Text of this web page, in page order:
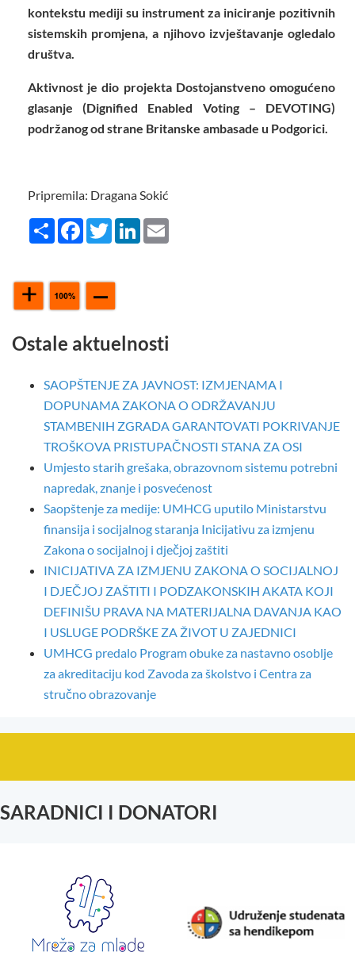
kontekstu mediji su instrument za iniciranje pozitivnih
sistemskih promjena, a njihovo izvještavanje ogledalo
društva.
Aktivnost je dio projekta Dostojanstveno omogućeno
glasanje (Dignified Enabled Voting – DEVOTING)
podržanog od strane Britanske ambasade u Podgorici.
Pripremila: Dragana Sokić
Share FacebookTwitterLinkedIn
Ostale aktuelnosti
SAOPŠTENJE ZA JAVNOST: IZMJENAMA I
DOPUNAMA ZAKONA O ODRŽAVANJU
STAMBENIH ZGRADA GARANTOVATI POKRIVANJE
TROŠKOVA PRISTUPAČNOSTI STANA ZA OSI
Umjesto starih grešaka, obrazovnom sistemu potrebni
napredak, znanje i posvećenost
Saopštenje za medije: UMHCG uputilo Ministarstvu
finansija i socijalnog staranja Inicijativu za izmjenu
Zakona o socijalnoj i dječjoj zaštiti
INICIJATIVA ZA IZMJENU ZAKONA O SOCIJALNOJ
I DJEČJOJ ZAŠTITI I PODZAKONSKIH AKATA KOJI
DEFINIŠU PRAVA NA MATERIJALNA DAVANJA KAO
I USLUGE PODRŠKE ZA ŽIVOT U ZAJEDNICI
UMHCG predalo Program obuke za nastavno osoblje
za akreditaciju kod Zavoda za školstvo i Centra za
stručno obrazovanje
SARADNICI I DONATORI